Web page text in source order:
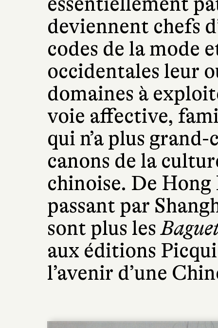
deviennent chefs
codes de la mode
occidentales leur
domaines à
voie affective,
qui n’a plus
canons de la
chinoise. De Hong
passant par
sont plus les
aux éditions
l’avenir d’une